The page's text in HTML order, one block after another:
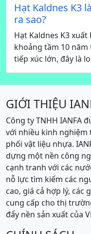
Hạt Kaldnes K3
ra sao?
Hạt Kaldnes K3
khoảng tầm 10 năm
tiếp xúc lớn, đây là
GIỚI THIỆU
Công ty TNHH IANFA
với nhiều kinh nghiệm
phối vật liệu nhựa.
dựng một nền công
cạnh tranh với các
nỗ lực tìm kiếm các
cao, giá cả hợp lý, các
cung cấp cho thị
đẩy nền sản xuất của